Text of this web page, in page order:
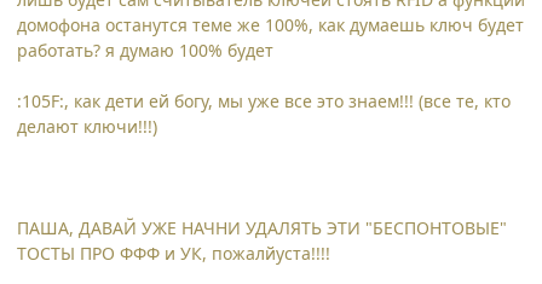
домофона останутся теме же 100%, как думаешь ключ будет
работать? я думаю 100% будет
:105F:, как дети ей богу, мы уже все это знаем!!! (все те, кто
делают ключи!!!)
ПАША, ДАВАЙ УЖЕ НАЧНИ УДАЛЯТЬ ЭТИ "БЕСПОНТОВЫЕ"
ТОСТЫ ПРО ФФФ и УК, пожалйуста!!!!